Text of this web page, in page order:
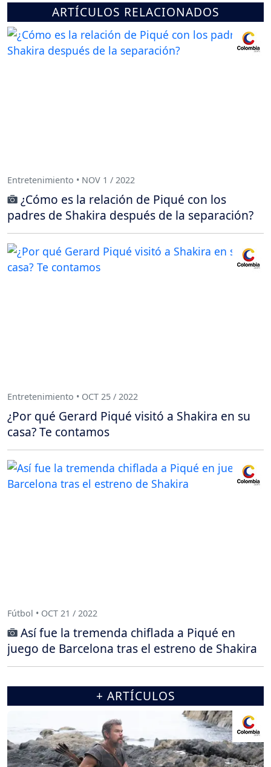
ARTÍCULOS RELACIONADOS
Entretenimiento • NOV 1 / 2022
¿Cómo es la relación de Piqué con los
padres de Shakira después de la separación?
Entretenimiento • OCT 25 / 2022
¿Por qué Gerard Piqué visitó a Shakira en su
casa? Te contamos
Fútbol • OCT 21 / 2022
Así fue la tremenda chiflada a Piqué en
juego de Barcelona tras el estreno de Shakira
+ ARTÍCULOS